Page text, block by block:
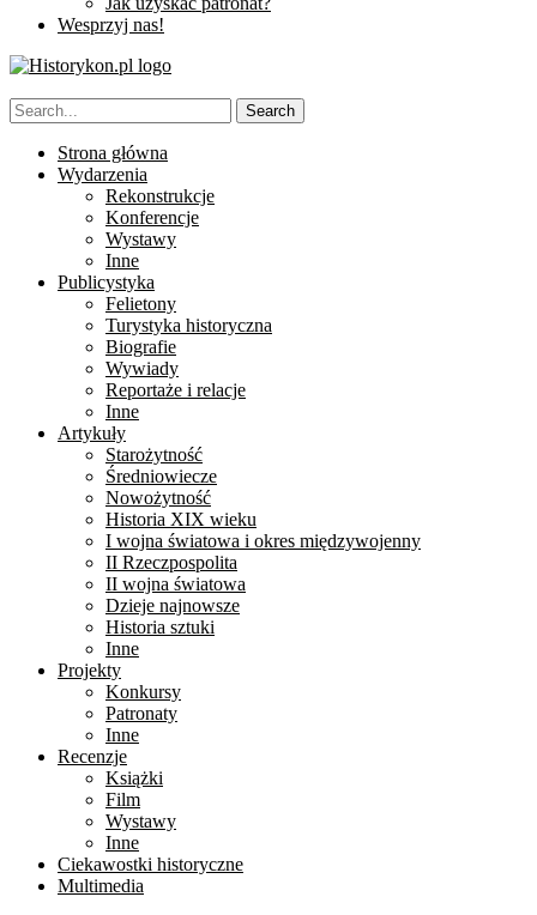
Wesprzyj nas!
Strona główna
Wydarzenia
Rekonstrukcje
Konferencje
Wystawy
Inne
Publicystyka
Felietony
Turystyka historyczna
Biografie
Wywiady
Reportaże i relacje
Inne
Artykuły
Starożytność
Średniowiecze
Nowożytność
Historia XIX wieku
I wojna światowa i okres międzywojenny
II Rzeczpospolita
II wojna światowa
Dzieje najnowsze
Historia sztuki
Inne
Projekty
Konkursy
Patronaty
Inne
Recenzje
Książki
Film
Wystawy
Inne
Ciekawostki historyczne
Multimedia